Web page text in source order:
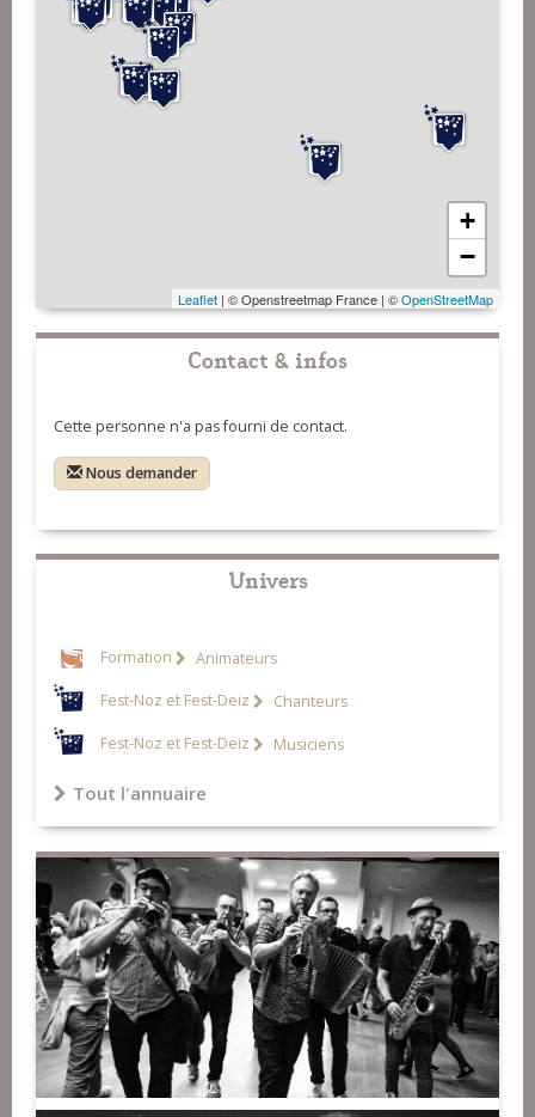
+
−
Leaflet | © Openstreetmap France | ©OpenStreetMap
Contact & infos
Cette personne n'a pas fourni de contact.
Nous demander
Univers
Formation Animateurs
Fest-Noz et Fest-Deiz Chanteurs
Fest-Noz et Fest-Deiz Musiciens
Tout l'annuaire